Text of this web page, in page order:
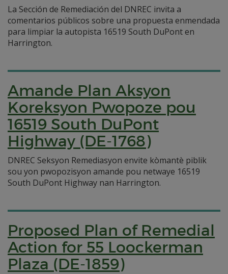
La Sección de Remediación del DNREC invita a
comentarios públicos sobre una propuesta enmendada
para limpiar la autopista 16519 South DuPont en
Harrington.
Amande Plan Aksyon
Koreksyon Pwopoze pou
16519 South DuPont
Highway (DE-1768)
DNREC Seksyon Remediasyon envite kòmantè piblik
sou yon pwopozisyon amande pou netwaye 16519
South DuPont Highway nan Harrington.
Proposed Plan of Remedial
Action for 55 Loockerman
Plaza (DE-1859)